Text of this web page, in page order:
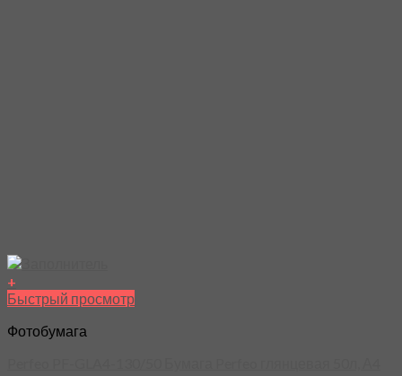
+
Быстрый просмотр
Фотобумага